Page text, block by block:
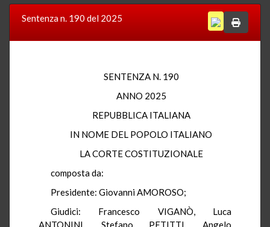
Sentenza n. 190 del 2025
SENTENZA N. 190
ANNO 2025
REPUBBLICA ITALIANA
IN NOME DEL POPOLO ITALIANO
LA CORTE COSTITUZIONALE
composta da:
Presidente: Giovanni AMOROSO;
Giudici: Francesco VIGANÒ, Luca
ANTONINI, Stefano PETITTI, Angelo